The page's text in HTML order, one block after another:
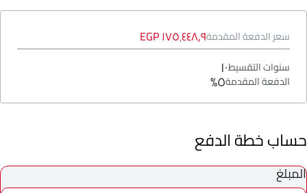
سعر الدفعة المقدمة١٧٥٬٤٤٨٫٩ EGP
سنوات التقسيط١٠
الدفعة المقدمة٥%
حساب خطة الدفع
المبلغ